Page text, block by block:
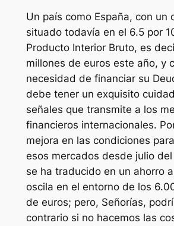
Un país como España, con un
situado todavía en el 6.5 por
Producto Interior Bruto, es
millones de euros este año, y
necesidad de financiar su
debe tener un exquisito
señales que transmite a los
financieros internacionales.
mejora en las condiciones
esos mercados desde julio
se ha traducido en un ahorro
oscila en el entorno de los
de euros; pero, Señorías,
contrario si no hacemos las